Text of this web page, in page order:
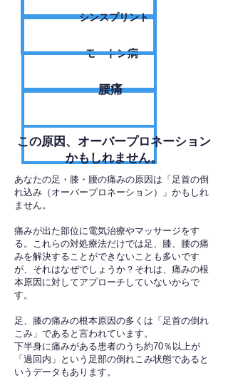
シンスプリント
モートン病
腰痛
​この原因、オーバープロネーション
かもしれません。
あなたの足・膝・腰の痛みの原因は「足首の倒
れ込み（オーバープロネーション）」かもしれ
ません。
痛みが出た部位に電気治療やマッサージをす
る。これらの対処療法だけでは足、膝、腰の痛
みを解決することができないことも多いです
が、それはなぜでしょうか？それは、痛みの根
本原因に対してアプローチしていないからで
す。
足、膝の痛みの根本原因の多くは「足首の倒れ
こみ」であると言われています。
下半身に痛みがある患者のうち約70％以上が
「過回内」という足部の倒れこみ状態であると
いうデータもあります。